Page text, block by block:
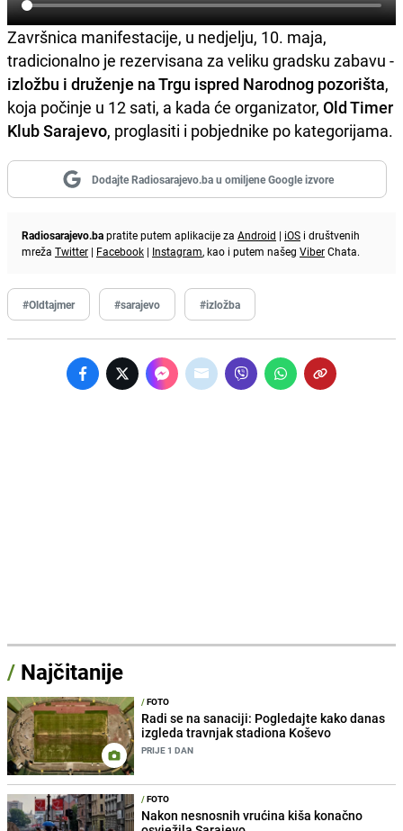
Završnica manifestacije, u nedjelju, 10. maja,
tradicionalno je rezervisana za veliku gradsku zabavu -
izložbu i druženje na Trgu ispred Narodnog pozorišta,
koja počinje u 12 sati, a kada će organizator, Old Timer
Klub Sarajevo, proglasiti i pobjednike po kategorijama.
Dodajte Radiosarajevo.ba u omiljene Google izvore
Radiosarajevo.bapratite putem aplikacije za Android | iOS i društvenih
mreža Twitter | Facebook | Instagram, kao i putem našeg ViberChata.
#Oldtajmer #sarajevo #izložba
/ Najčitanije
/FOTO
Radi se na sanaciji: Pogledajte kako danas
izgleda travnjak stadiona Koševo
PRIJE 1 DAN
/FOTO
Nakon nesnosnih vrućina kiša konačno